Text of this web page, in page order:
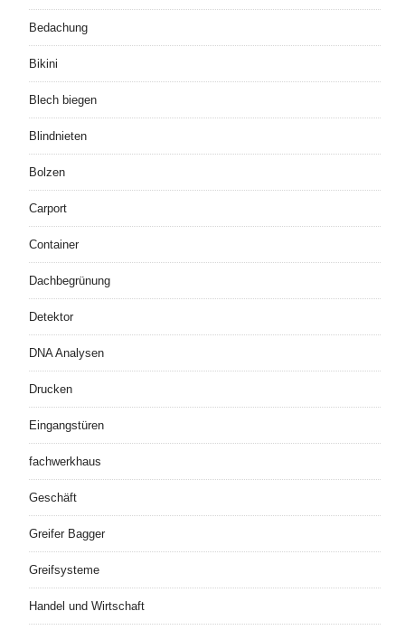
Bedachung
Bikini
Blech biegen
Blindnieten
Bolzen
Carport
Container
Dachbegrünung
Detektor
DNA Analysen
Drucken
Eingangstüren
fachwerkhaus
Geschäft
Greifer Bagger
Greifsysteme
Handel und Wirtschaft